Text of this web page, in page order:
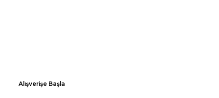
Alışverişe Başla